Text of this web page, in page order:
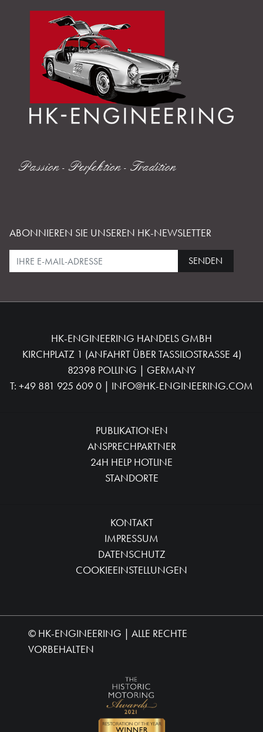
Passion - Perfektion - Tradition
ABONNIEREN SIE UNSEREN HK-NEWSLETTER
SENDEN
HK-ENGINEERING HANDELS GMBH
KIRCHPLATZ 1 (ANFAHRT ÜBER TASSILOSTRASSE 4)
82398 POLLING | GERMANY
T: +49 881 925 609 0 | INFO@HK-ENGINEERING.COM
PUBLIKATIONEN
ANSPRECHPARTNER
24H HELP HOTLINE
STANDORTE
KONTAKT
IMPRESSUM
DATENSCHUTZ
COOKIEEINSTELLUNGEN
© HK-ENGINEERING | ALLE RECHTE
VORBEHALTEN